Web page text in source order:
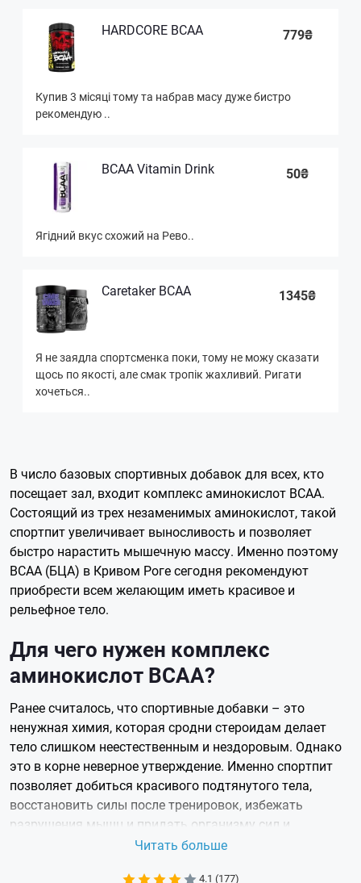
HARDCORE BCAA 779₴
Купив 3 місяці тому та набрав масу дуже бистро
рекомендую ..
BCAA Vitamin Drink 50₴
Ягідний вкус схожий на Рево..
Caretaker BCAA 1345₴
Я не заядла спортсменка поки, тому не можу сказати
щось по якості, але смак тропік жахливий. Ригати
хочеться..
В число базовых спортивных добавок для всех, кто
посещает зал, входит комплекс аминокислот BCAA.
Состоящий из трех незаменимых аминокислот, такой
спортпит увеличивает выносливость и позволяет
быстро нарастить мышечную массу. Именно поэтому
BCAA (БЦА) в Кривом Роге сегодня рекомендуют
приобрести всем желающим иметь красивое и
рельефное тело.
Для чего нужен комплекс
аминокислот ВСАА?
Ранее считалось, что спортивные добавки – это
ненужная химия, которая сродни стероидам делает
тело слишком неестественным и нездоровым. Однако
это в корне неверное утверждение. Именно спортпит
позволяет добиться красивого подтянутого тела,
восстановить силы после тренировок, избежать
разрушения мышц и придать организму сил и
Читать больше
4.1 (177)